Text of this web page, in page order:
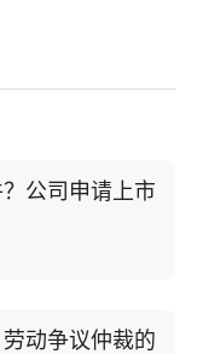
公司申请上市
动争议仲裁的